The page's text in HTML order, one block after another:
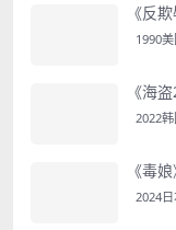
《反
1990
《海
2022
《毒
2024